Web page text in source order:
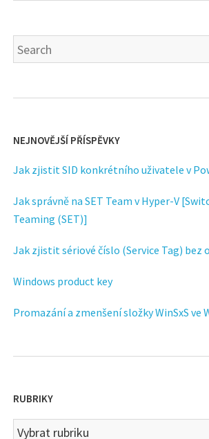
Search
for:
NEJNOVĚJŠÍ PŘÍSPĚVKY
Jak zjistit SID konkrétního uživatele v
Jak správně na SET Team v Hyper-V
Teaming (SET)]
Jak zjistit sériové číslo (Service Tag) bez
Windows product key
Promazání a zmenšení složky WinSxS ve
RUBRIKY
Rubriky